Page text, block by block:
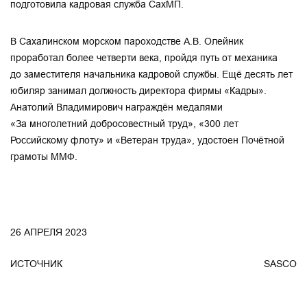
подготовила кадровая служба СахМП.
В Сахалинском морском пароходстве А.В. Олейник
проработал более четверти века, пройдя путь от механика
до заместителя начальникa кадровой службы. Ещё десять лет
юбиляр занимал должность директора фирмы «Кадры».
Анатолий Владимирович награждён медалями
«За многолетний добросовестный труд», «300 лет
Российскому флоту» и «Ветеран труда», удостоен Почётной
грамоты ММФ.
26 АПРЕЛЯ 2023
ИСТОЧНИК SASCO